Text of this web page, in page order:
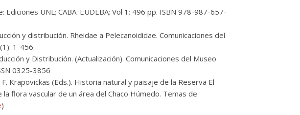
UNL; CABA: EUDEBA; Vol 1; 496 pp. ISBN 978-987-657-
y distribución. Rheidae a Pelecanoididae. Comunicaciones del
1-456.
y Distribución. (Actualización). Comunicaciones del Museo
0325-3856
Krapovickas (Eds.). Historia natural y paisaje de la Reserva El
flora vascular de un área del Chaco Húmedo. Temas de
)